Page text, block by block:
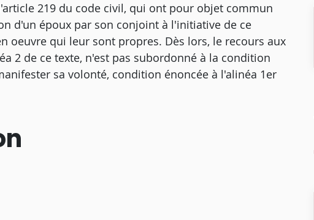
219 du code civil, qui ont pour objet commun
d'un époux par son conjoint à l'initiative de ce
oeuvre qui leur sont propres. Dès lors, le recours aux
2 de ce texte, n'est pas subordonné à la condition
sa volonté, condition énoncée à l'alinéa 1er